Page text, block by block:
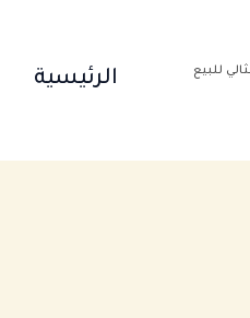
للبيع
الرئيسية